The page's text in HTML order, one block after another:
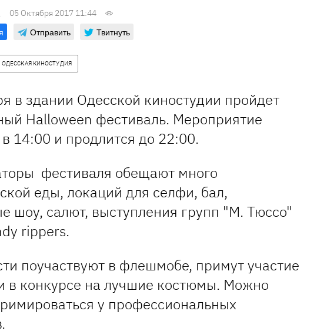
05 Октября 2017 11:44
Отправить Твитнуть
ОДЕССКАЯ КИНОСТУДИЯ
в здании Одесской киностудии пройдет
Halloween фестиваль. Мероприятие
в 14:00 и продлится до 22:00.
фестиваля обещают много
еды, локаций для селфи, бал,
шоу, салют, выступления групп "М. Тюссо"
rippers.
поучаствуют в флешмобе, примут участие
в конкурсе на лучшие костюмы. Можно
у профессиональных